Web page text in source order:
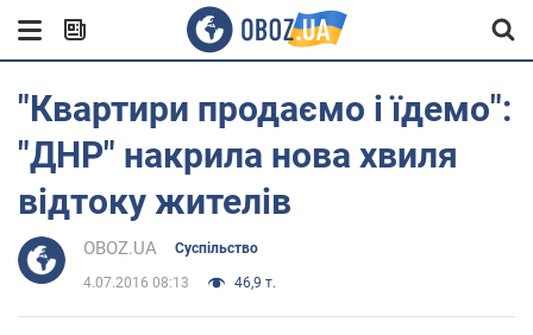
"Квартири продаємо і їдемо":
"ДНР" накрила нова хвиля
відтоку жителів
OBOZ.UA Суспільство
4.07.2016 08:13 46,9 т.